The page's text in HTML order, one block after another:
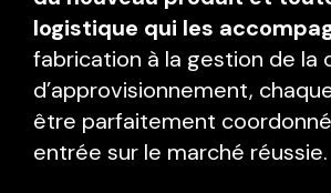
logistique qui les
fabrication à la gestion de la
d’approvisionnement,
être parfaitement
entrée sur le marché réussie.